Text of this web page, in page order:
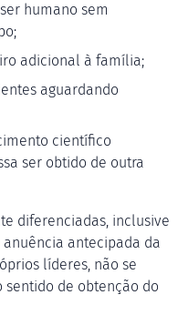
humano sem
adicional à família;
aguardando
científico
ser obtido de outra
diferenciadas, inclusive
antecipada da
líderes, não se
sentido de obtenção do